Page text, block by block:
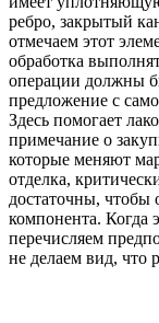
ребро, закрытый
отмечаем этот
обработка
операции должны
предложение с
Здесь помогает
примечание о
которые меняют
отделка,
достаточны, чтобы
компонента. Когда
перечисляем
не делаем вид, что